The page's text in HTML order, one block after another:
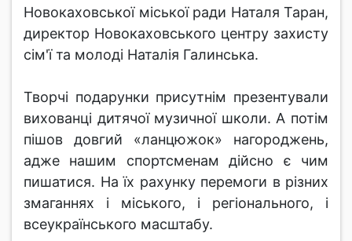
Новокаховської міської ради Наталя Таран,
директор Новокаховського центру захисту
сім'ї та молоді Наталія Галинська.
Творчі подарунки присутнім презентували
вихованці дитячої музичної школи. А потім
пішов довгий «ланцюжок» нагороджень,
адже нашим спортсменам дійсно є чим
пишатися. На їх рахунку перемоги в різних
змаганнях і міського, і регіонального, і
всеукраїнського масштабу.